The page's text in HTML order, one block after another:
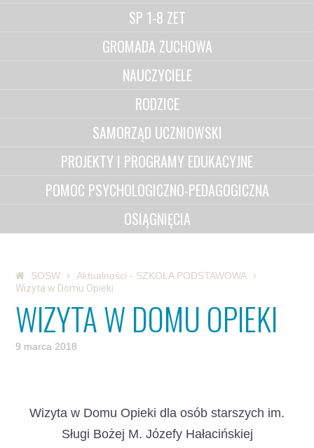
SP 1-8 ZET
GROMADA ZUCHOWA
NAUCZYCIELE
RODZICE
SAMORZĄD UCZNIOWSKI
PROJEKTY I PROGRAMY EDUKACYJNE
POMOC PSYCHOLOGICZNO-PEDAGOGICZNA
OSIĄGNIĘCIA
SOSW
Aktualności - SZKOŁA PODSTAWOWA
Wizyta w Domu Opieki
WIZYTA W DOMU OPIEKI
9 marca 2018
Wizyta w Domu Opieki dla osób starszych im.
Sługi Bożej M. Józefy Hałacińskiej